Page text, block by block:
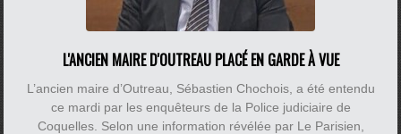
L'ANCIEN MAIRE D'OUTREAU PLACÉ EN GARDE À VUE
L’ancien maire d’Outreau, Sébastien Chochois, a été entendu
ce mardi par les enquêteurs de la Police judiciaire de
Coquelles. Selon une information révélée par Le Parisien,